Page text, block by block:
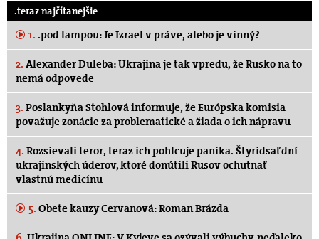
.teraz najčítanejšie
1. .pod lampou: Je Izrael v práve, alebo je vinný?
2. Alexander Duleba: Ukrajina je tak vpredu, že Rusko na to
nemá odpovede
3. Poslankyňa Stohlová informuje, že Európska komisia
považuje zonácie za problematické a žiada o ich nápravu
4. Rozsievali teror, teraz ich pohlcuje panika. Štyridsať dní
ukrajinských úderov, ktoré donútili Rusov ochutnať
vlastnú medicínu
5. Obete kauzy Cervanová: Roman Brázda